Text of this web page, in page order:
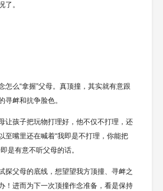
了。
怎么“拿握”父母。真顶撞，其实就有意跟
寻衅和抗争脸色。
让孩子把玩物打理好，他不仅不打理，还
至嘴里还在喊着“我即是不打理，你能把
是有意不听父母的话。
探父母的底线，想望望我方顶撞、寻衅之
！进而为下一次顶撞作念准备，看是保持